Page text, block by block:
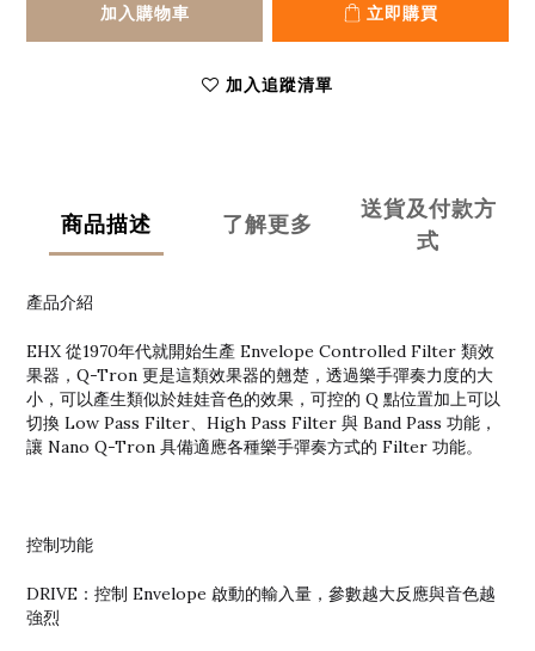
加入購物車 立即購買
加入追蹤清單
商品描述 了解更多
送貨及付款方
式
產品介紹
EHX 從1970年代就開始生產 Envelope Controlled Filter 類效
果器，Q-Tron 更是這類效果器的翹楚，透過樂手彈奏力度的大
小，可以產生類似於娃娃音色的效果，可控的 Q 點位置加上可以
切換 Low Pass Filter、High Pass Filter 與 Band Pass 功能，
讓 Nano Q-Tron 具備適應各種樂手彈奏方式的 Filter 功能。
控制功能
DRIVE：控制 Envelope 啟動的輸入量，參數越大反應與音色越
強烈